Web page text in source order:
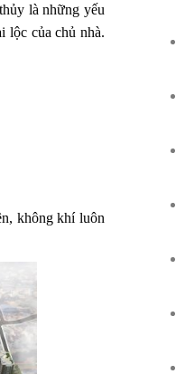
là những yếu
lộc của chủ nhà.
không khí luôn